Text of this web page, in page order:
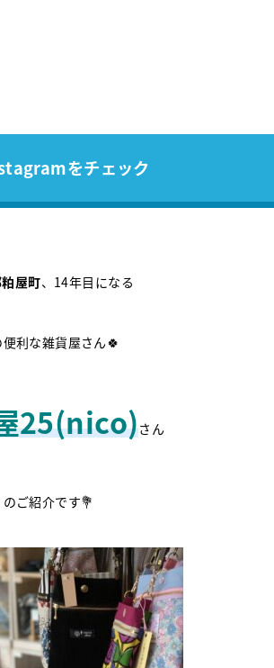
をチェック
屋町、14年目になる
利な雑貨屋さん🍀
25(nico)さん
のご紹介です💐